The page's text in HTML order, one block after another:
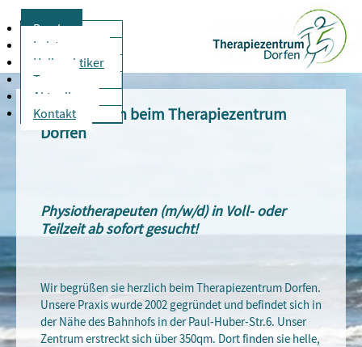
Praxis
Leistungen
Heilpraktiker
Team
Aktuelles
Kontakt
Willkommen beim Therapiezentrum
Dorfen
Physiotherapeuten (m/w/d) in Voll- oder
Teilzeit ab sofort gesucht!
Wir begrüßen sie herzlich beim Therapiezentrum Dorfen.
Unsere Praxis wurde 2002 gegründet und befindet sich in
der Nähe des Bahnhofs in der Paul-Huber-Str.6. Unser
Zentrum erstreckt sich über 350qm. Dort finden sie helle,